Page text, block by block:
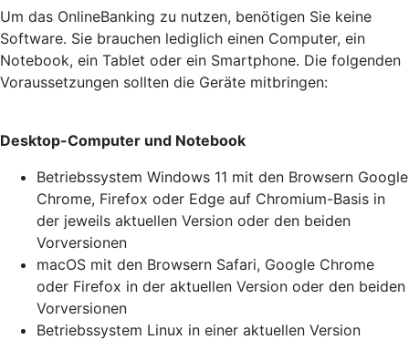
Um das OnlineBanking zu nutzen, benötigen Sie keine
Software. Sie brauchen lediglich einen Computer, ein
Notebook, ein Tablet oder ein Smartphone. Die folgenden
Voraussetzungen sollten die Geräte mitbringen:
Desktop-Computer und Notebook
Betriebssystem Windows 11 mit den Browsern Google
Chrome, Firefox oder Edge auf Chromium-Basis in
der jeweils aktuellen Version oder den beiden
Vorversionen
macOS mit den Browsern Safari, Google Chrome
oder Firefox in der aktuellen Version oder den beiden
Vorversionen
Betriebssystem Linux in einer aktuellen Version